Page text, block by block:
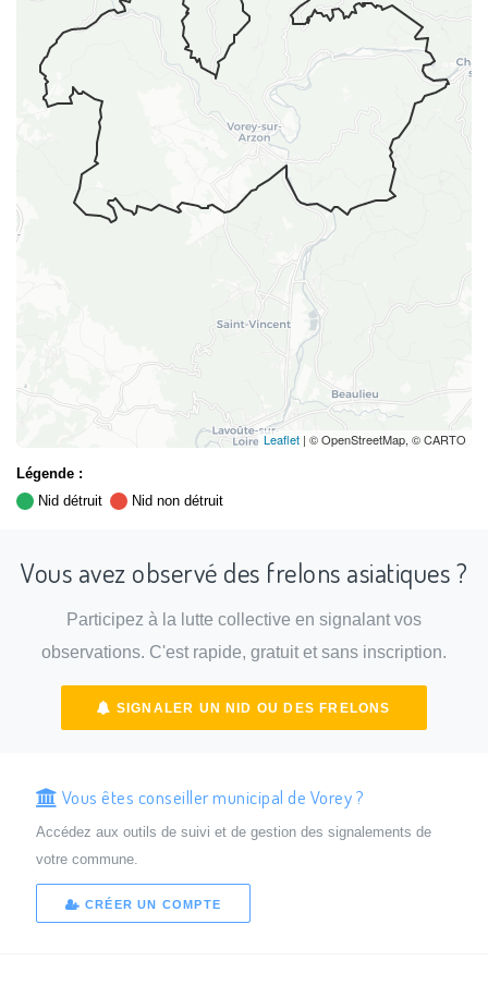
Leaflet | © OpenStreetMap, © CARTO
Légende :
Nid détruit
Nid non détruit
Vous avez observé des frelons asiatiques ?
Participez à la lutte collective en signalant vos
observations. C'est rapide, gratuit et sans inscription.
SIGNALER UN NID OU DES FRELONS
Vous êtes conseiller municipal de Vorey ?
Accédez aux outils de suivi et de gestion des signalements de
votre commune.
CRÉER UN COMPTE